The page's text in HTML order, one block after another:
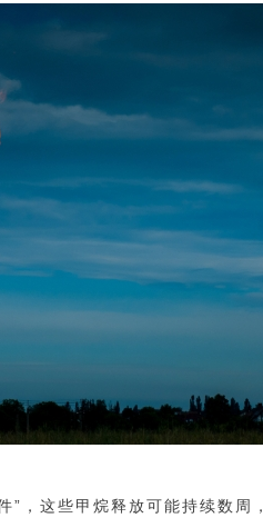
，这些甲烷释放可能持续数